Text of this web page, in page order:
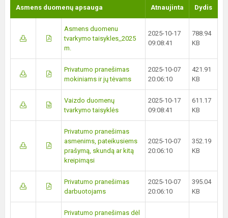
Asmens duomenų apsauga Atnaujinta Dydis
Asmens duomenu
tvarkymo taisykles_2025
m.
2025-10-17
09:08:41
788.94
KB
Privatumo pranešimas
mokiniams ir jų tėvams
2025-10-07
20:06:10
421.91
KB
Vaizdo duomenų
tvarkymo taisyklės
2025-10-17
09:08:41
611.17
KB
Privatumo pranešimas
asmenims, pateikusiems
prašymą, skundą ar kitą
kreipimąsi
2025-10-07
20:06:10
352.19
KB
Privatumo pranešimas
darbuotojams
2025-10-07
20:06:10
395.04
KB
Privatumo pranešimas dėl